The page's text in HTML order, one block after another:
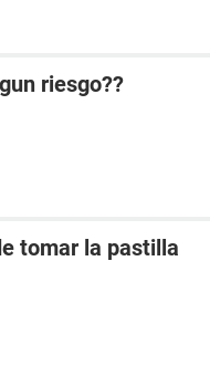
riesgo??
tomar la pastilla